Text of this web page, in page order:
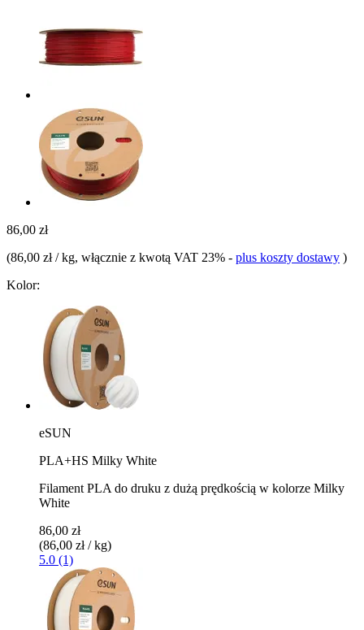
86,00 zł
(86,00 zł / kg, włącznie z kwotą VAT 23% - plus koszty dostawy )
Kolor:
eSUN
PLA+HS Milky White
Filament PLA do druku z dużą prędkością w kolorze Milky
White
86,00 zł
(86,00 zł / kg)
5.0 (1)